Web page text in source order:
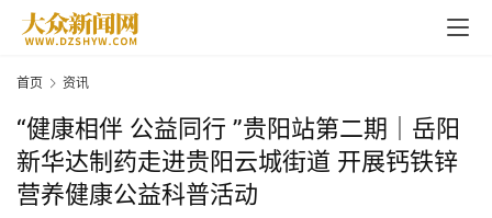
首页 资讯
“健康相伴 公益同行 ”贵阳站第二期｜岳阳
新华达制药走进贵阳云城街道 开展钙铁锌
营养健康公益科普活动